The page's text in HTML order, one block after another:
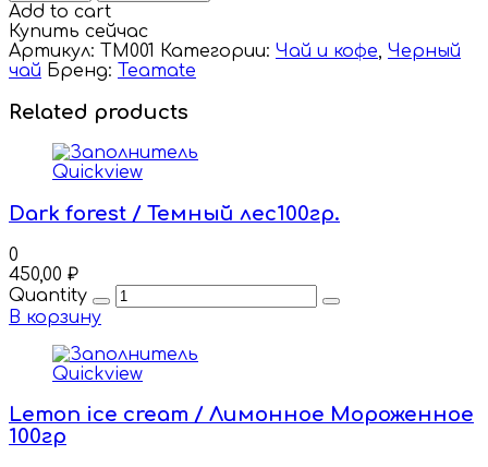
Add to cart
Купить сейчас
Артикул: TM001 Категории: Чай и кофе, Черный
чай Бренд: Teamate
Related products
Quickview
Dark forest / Темный лес100гр.
0
450,00 ₽
Quantity
В корзину
Quickview
Lemon ice cream / Лимонное Мороженное
100гр